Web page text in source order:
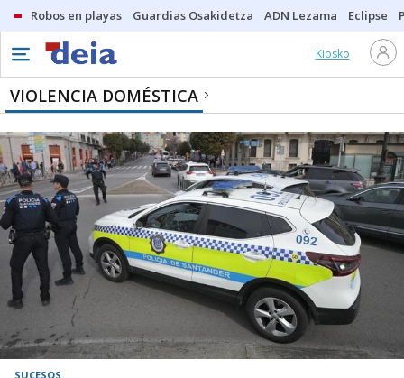
Robos en playas Guardias Osakidetza ADN Lezama Eclipse
Kiosko
VIOLENCIA DOMÉSTICA
SUCESOS